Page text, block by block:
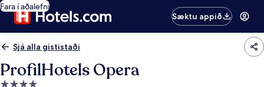
Fara í aðalefni
Sæktu appið
Sjá alla gististaði
ProfilHotels Opera